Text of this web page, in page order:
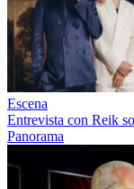
Escena
Entrevista con Reik
Panorama